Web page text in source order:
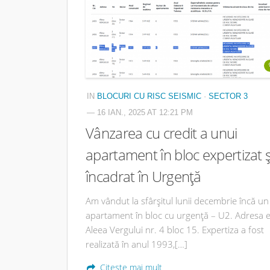
IN BLOCURI CU RISC SEISMIC · SECTOR 3
— 16 IAN., 2025 AT 12:21 PM
Vânzarea cu credit a unui
apartament în bloc expertizat
încadrat în Urgență
Am vândut la sfârșitul lunii decembrie încă un
apartament în bloc cu urgență – U2. Adresa e
Aleea Vergului nr. 4 bloc 15. Expertiza a fost
realizată în anul 1993,[…]
Citește mai mult